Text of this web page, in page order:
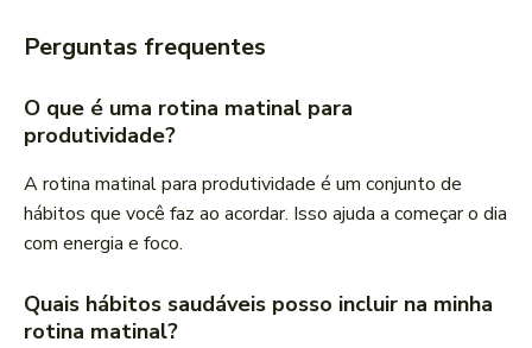
Perguntas frequentes
O que é uma rotina matinal para
produtividade?
A rotina matinal para produtividade é um conjunto de
hábitos que você faz ao acordar. Isso ajuda a começar o dia
com energia e foco.
Quais hábitos saudáveis posso incluir na minha
rotina matinal?